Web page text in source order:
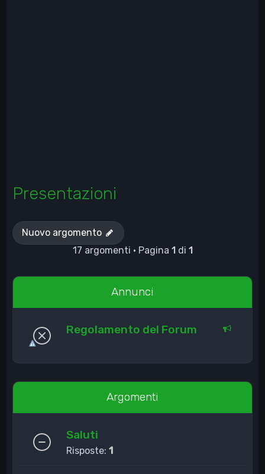
Presentazioni
Nuovo argomento
17 argomenti • Pagina 1 di 1
Annunci
Regolamento del Forum
Argomenti
Saluti
Risposte:1